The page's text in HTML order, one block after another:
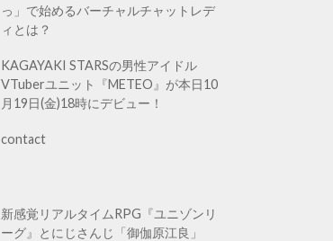
っ」で始めるバーチャルチャットレデ
ィとは？
KAGAYAKI STARSの男性アイドル
VTuberユニット『METEO』が本日10
月19日(金)18時にデビュー！
contact
新感覚リアルタイムRPG『ユニゾンリ
ーグ』とにじさんじ「御伽原江良」